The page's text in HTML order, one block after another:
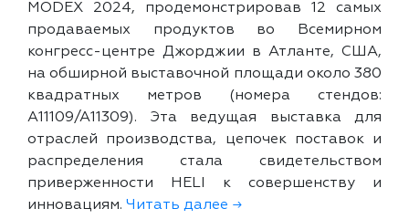
MODEX 2024, продемонстрировав 12 самых
продаваемых продуктов во Всемирном
конгресс-центре Джорджии в Атланте, США,
на обширной выставочной площади около 380
квадратных метров (номера стендов:
A11109/A11309). Эта ведущая выставка для
отраслей производства, цепочек поставок и
распределения стала свидетельством
приверженности HELI к совершенству и
инновациям. Читать далее →